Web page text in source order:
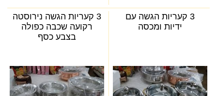
3 קעריות הגשה עם
ידיות ומכסה
3 קעריות הגשה נירוסטה
רקועה שכבה כפולה
בצבע כסף